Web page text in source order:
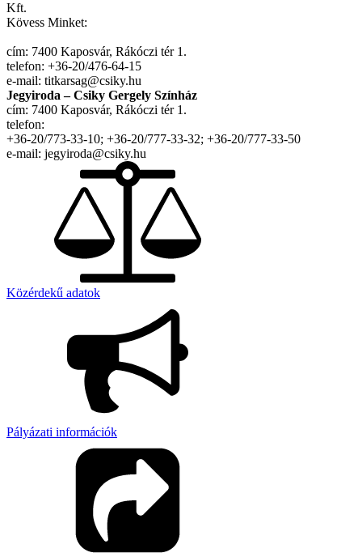
Kft.
Kövess Minket:
cím: 7400 Kaposvár, Rákóczi tér 1.
telefon: +36-20/476-64-15
e-mail: titkarsag@csiky.hu
Jegyiroda – Csiky Gergely Színház
cím: 7400 Kaposvár, Rákóczi tér 1.
telefon:
+36-20/773-33-10; +36-20/777-33-32; +36-20/777-33-50
e-mail: jegyiroda@csiky.hu
Közérdekű adatok
Pályázati információk